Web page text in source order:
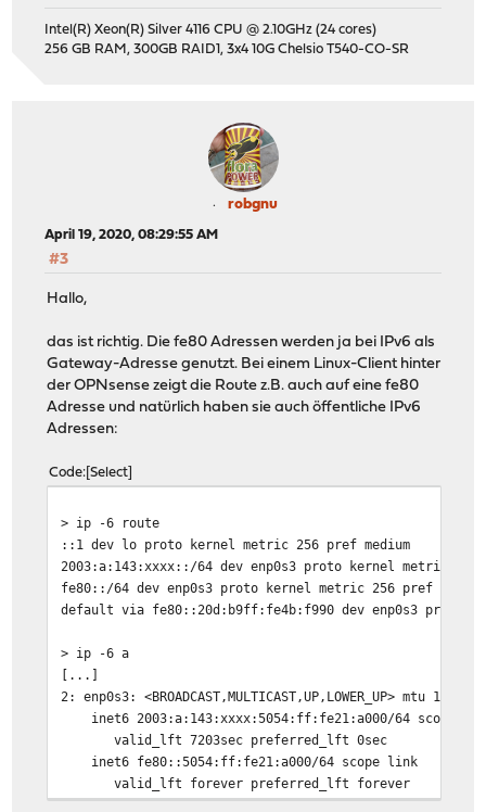
Intel(R) Xeon(R) Silver 4116 CPU @ 2.10GHz (24 cores)
256 GB RAM, 300GB RAID1, 3x4 10G Chelsio T540-CO-SR
robgnu
April 19, 2020, 08:29:55 AM
#3
Hallo,
das ist richtig. Die fe80 Adressen werden ja bei IPv6 als
Gateway-Adresse genutzt. Bei einem Linux-Client hinter
der OPNsense zeigt die Route z.B. auch auf eine fe80
Adresse und natürlich haben sie auch öffentliche IPv6
Adressen:
Code Select
> ip -6 route
::1 dev lo proto kernel metric 256 pref medium
2003:a:143:xxxx::/64 dev enp0s3 proto kernel metric 256
fe80::/64 dev enp0s3 proto kernel metric 256 pref medium
default via fe80::20d:b9ff:fe4b:f990 dev enp0s3 proto
> ip -6 a
[...]
2: enp0s3: <BROADCAST,MULTICAST,UP,LOWER_UP> mtu
inet6 2003:a:143:xxxx:5054:ff:fe21:a000/64 scope
valid_lft 7203sec preferred_lft 0sec
inet6 fe80::5054:ff:fe21:a000/64 scope link
valid_lft forever preferred_lft forever